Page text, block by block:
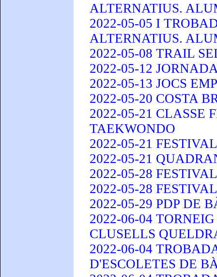
ALTERNATIUS.
2022-05-05 I
ALTERNATIUS.
2022-05-08 TRAIL
2022-05-12
2022-05-13 JOCS
2022-05-20 COSTA
2022-05-21 CLASSE
TAEKWONDO
2022-05-21
2022-05-21
2022-05-28
2022-05-28
2022-05-29 PDP DE
2022-06-04
CLUSELLS
2022-06-04
D'ESCOLETES DE